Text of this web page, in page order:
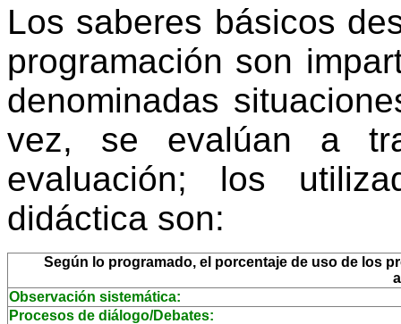
Los saberes básicos
programación son
denominadas
vez, se evalúan a
evaluación; los
didáctica son:
Según lo programado, el porcentaje de uso de los
Observación sistemática:
Procesos de diálogo/Debates: